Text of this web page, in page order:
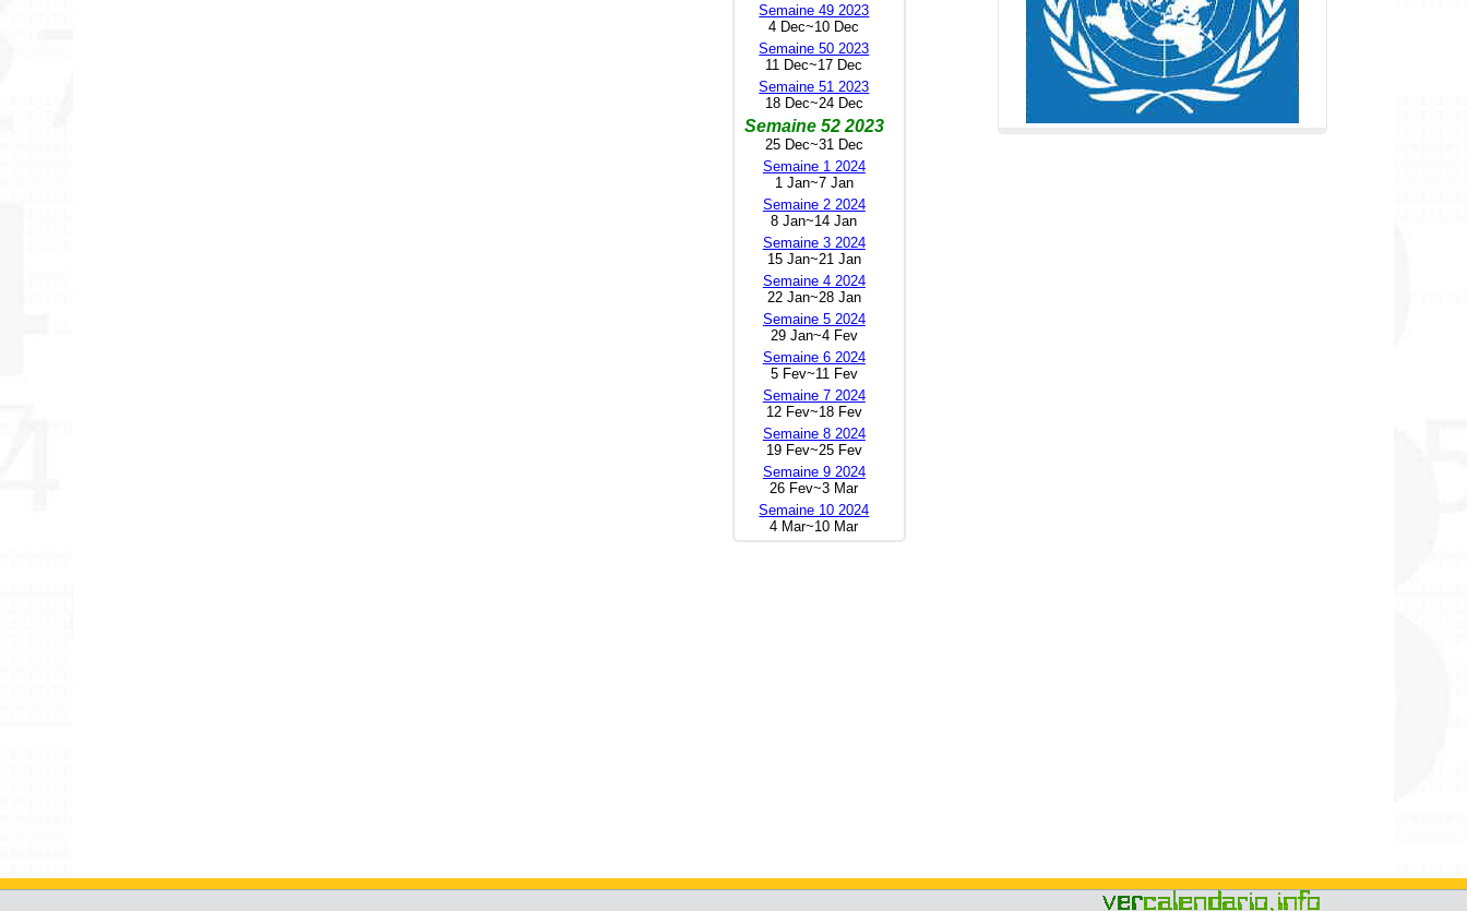
Semaine 49 2023
4 Dec~10 Dec
Semaine 50 2023
11 Dec~17 Dec
Semaine 51 2023
18 Dec~24 Dec
Semaine 52 2023
25 Dec~31 Dec
Semaine 1 2024
1 Jan~7 Jan
Semaine 2 2024
8 Jan~14 Jan
Semaine 3 2024
15 Jan~21 Jan
Semaine 4 2024
22 Jan~28 Jan
Semaine 5 2024
29 Jan~4 Fev
Semaine 6 2024
5 Fev~11 Fev
Semaine 7 2024
12 Fev~18 Fev
Semaine 8 2024
19 Fev~25 Fev
Semaine 9 2024
26 Fev~3 Mar
Semaine 10 2024
4 Mar~10 Mar